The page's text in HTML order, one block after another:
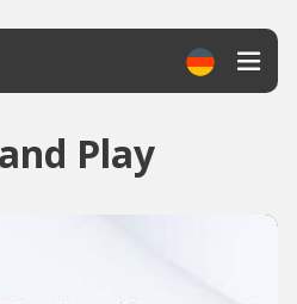
Play